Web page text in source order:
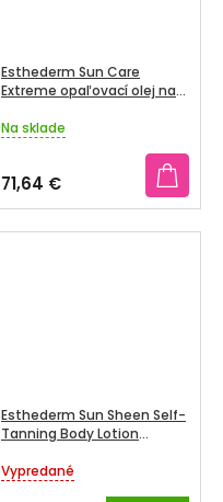
Esthederm Sun Care
Extreme opaľovací olej na
Priemerné
produktu
je
5,0
z
Na sklade
71,64 €
Esthederm Sun Sheen Self-
Tanning Body Lotion
mlieko 150 ml
Priemerné
Vypredané